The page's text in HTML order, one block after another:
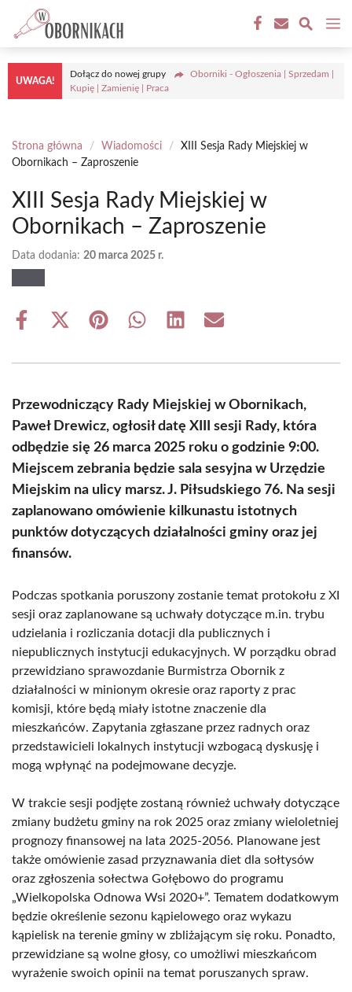
Przejdź
treści
UWAGA!
Dołącz do nowej grupy
Oborniki - Ogłoszenia | Sprzedam |
Kupię | Zamienię | Praca
Strona główna / Wiadomości /
XIII Sesja Rady Miejskiej w
Obornikach – Zaproszenie
XIII Sesja Rady Miejskiej w
Obornikach – Zaproszenie
Data dodania: 20 marca 2025 r.
Share
Share
(Twitter)
Share Share Share Share
Przewodniczący Rady Miejskiej w Obornikach,
Paweł Drewicz, ogłosił datę XIII sesji Rady, która
odbędzie się 26 marca 2025 roku o godzinie 9:00.
Miejscem zebrania będzie sala sesyjna w Urzędzie
Miejskim na ulicy marsz. J. Piłsudskiego 76. Na sesji
zaplanowano omówienie kilkunastu istotnych
punktów dotyczących działalności gminy oraz jej
finansów.
Podczas spotkania poruszony zostanie temat protokołu z XI
sesji oraz zaplanowane są uchwały dotyczące m.in. trybu
udzielania i rozliczania dotacji dla publicznych i
niepublicznych instytucji edukacyjnych. W porządku obrad
przewidziano sprawozdanie Burmistrza Obornik z
działalności w minionym okresie oraz raporty z prac
komisji, które będą miały istotne znaczenie dla
mieszkańców. Zapytania zgłaszane przez radnych oraz
przedstawicieli lokalnych instytucji wzbogacą dyskusję i
mogą wpłynąć na podejmowane decyzje.
W trakcie sesji podjęte zostaną również uchwały dotyczące
zmiany budżetu gminy na rok 2025 oraz zmiany wieloletniej
prognozy finansowej na lata 2025-2056. Planowane jest
także omówienie zasad przyznawania diet dla sołtysów
oraz zgłoszenia sołectwa Gołębowo do programu
„Wielkopolska Odnowa Wsi 2020+”. Tematem dodatkowym
będzie określenie sezonu kąpielowego oraz wykazu
kąpielisk na terenie gminy w zbliżającym się roku. Ponadto,
przewidziane są wolne głosy, co umożliwi mieszkańcom
wyrażenie swoich opinii na temat poruszanych spraw.